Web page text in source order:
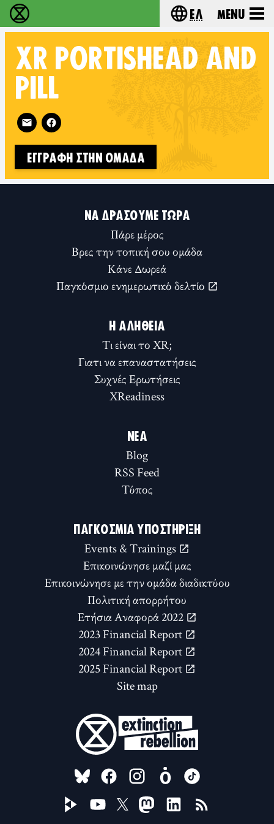
Extinction Rebellion - Home Choose your
Ελ Menu
XR PORTISHEAD AND
PILL
Follow XR Portishead and Pill on
ΕΓΓΡΑΦΉ ΣΤΗΝ ΟΜΆΔΑ
ΝΑ ΔΡΆΣΟΥΜΕ ΤΏΡΑ
Πάρε μέρος
Βρες την τοπική σου ομάδα
Κάνε Δωρεά
Παγκόσμιο ενημερωτικό δελτίο
Η ΑΛΉΘΕΙΑ
Τι είναι το XR;
Γιατι να επαναστατήσεις
Συχνές Ερωτήσεις
XReadiness
ΝΈΑ
Blog
RSS Feed
Τύπος
ΠΑΓΚΌΣΜΙΑ ΥΠΟΣΤΉΡΙΞΗ
Events & Trainings
Επικοινώνησε μαζί μας
Επικοινώνησε με την ομάδα διαδικτύου
Πολιτική απορρήτου
Ετήσια Αναφορά 2022
2023 Financial Report
2024 Financial Report
2025 Financial Report
Site map
FOLLOW US ON